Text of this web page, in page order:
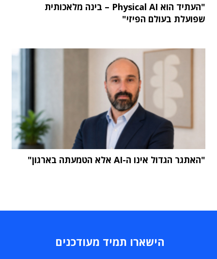
"העתיד הוא Physical AI – בינה מלאכותית
שפועלת בעולם הפיזי"
"האתגר הגדול אינו ה-AI אלא הטמעתה בארגון"
הישארו תמיד מעודכנים